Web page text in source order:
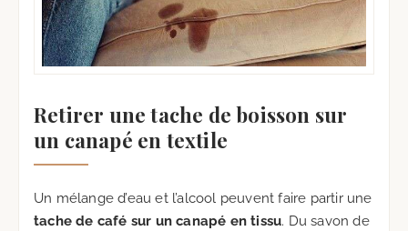
Retirer une tache de boisson sur
un canapé en textile
Un mélange d’eau et l’alcool peuvent faire partir une
tache de café sur un canapé en tissu. Du savon de